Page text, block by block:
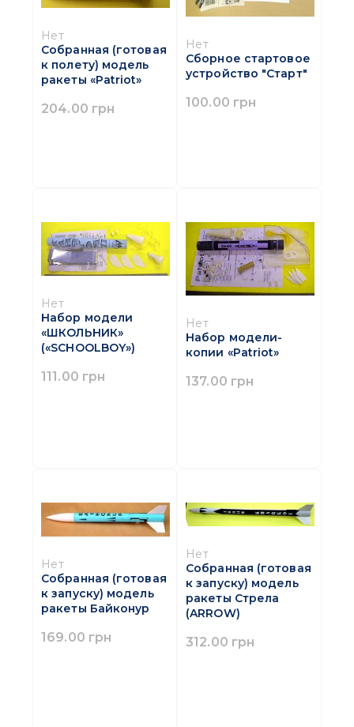
Нет
Собранная (готовая
к полету) модель
ракеты «Patriot»
204.00 грн
Нет
Сборное стартовое
устройство "Старт"
100.00 грн
Нет
Набор модели
«ШКОЛЬНИК»
(«SCHOOLBOY»)
111.00 грн
Нет
Набор модели-
копии «Patriot»
137.00 грн
Нет
Собранная (готовая
к запуску) модель
ракеты Байконур
169.00 грн
Нет
Собранная (готовая
к запуску) модель
ракеты Стрела
(ARROW)
312.00 грн